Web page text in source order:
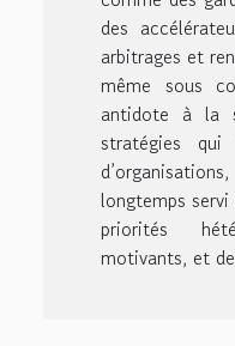
des
arbitrages et
même sous
antidote à la
stratégies
longtemps
priorités
motivants, et